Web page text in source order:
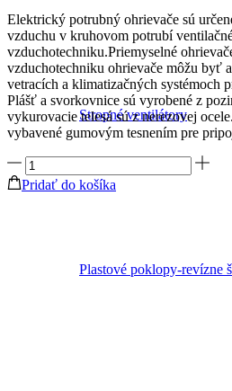
Stropné ventilátory
Plastové poklopy-revízne
Elektrický potrubný ohrievače sú
vzduchu v kruhovom potrubí
vzduchotechniku.Priemyselné
vzduchotechniku ohrievače môžu byť
vetracích a klimatizačných systémoch
Plášť a svorkovnice sú vyrobené z
vykurovacie telesá sú z nerezovej
vybavené gumovým tesnením pre
množstvo
Elektrický
potrubný
Pridať do košíka